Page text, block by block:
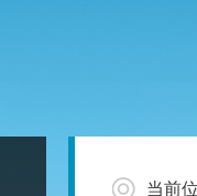
当前